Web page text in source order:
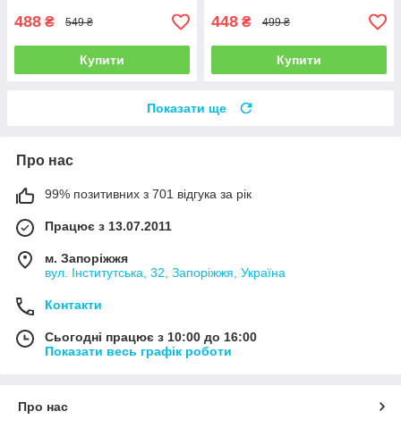
488 ₴ 549 ₴
Купити
448 ₴ 499 ₴
Купити
Показати ще
Про нас
99% позитивних з 701 відгука за рік
Працює з 13.07.2011
м. Запоріжжя
вул. Інститутська, 32, Запоріжжя, Україна
Контакти
Сьогодні працює з 10:00 до 16:00
Показати весь графік роботи
Про нас